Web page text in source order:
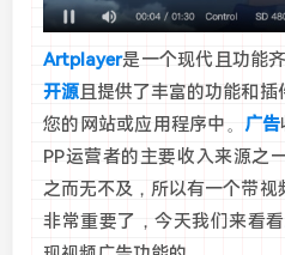
Artplayer是一个现代且功能
开源 且提供了丰富的功能和
您的网站或应用程序中。 广告
PP运营者的主要收入来源之
之而无不及，所以有一个带视
非常重要了，今天我们来看看